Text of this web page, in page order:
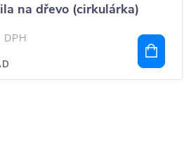
na dřevo (cirkulárka)